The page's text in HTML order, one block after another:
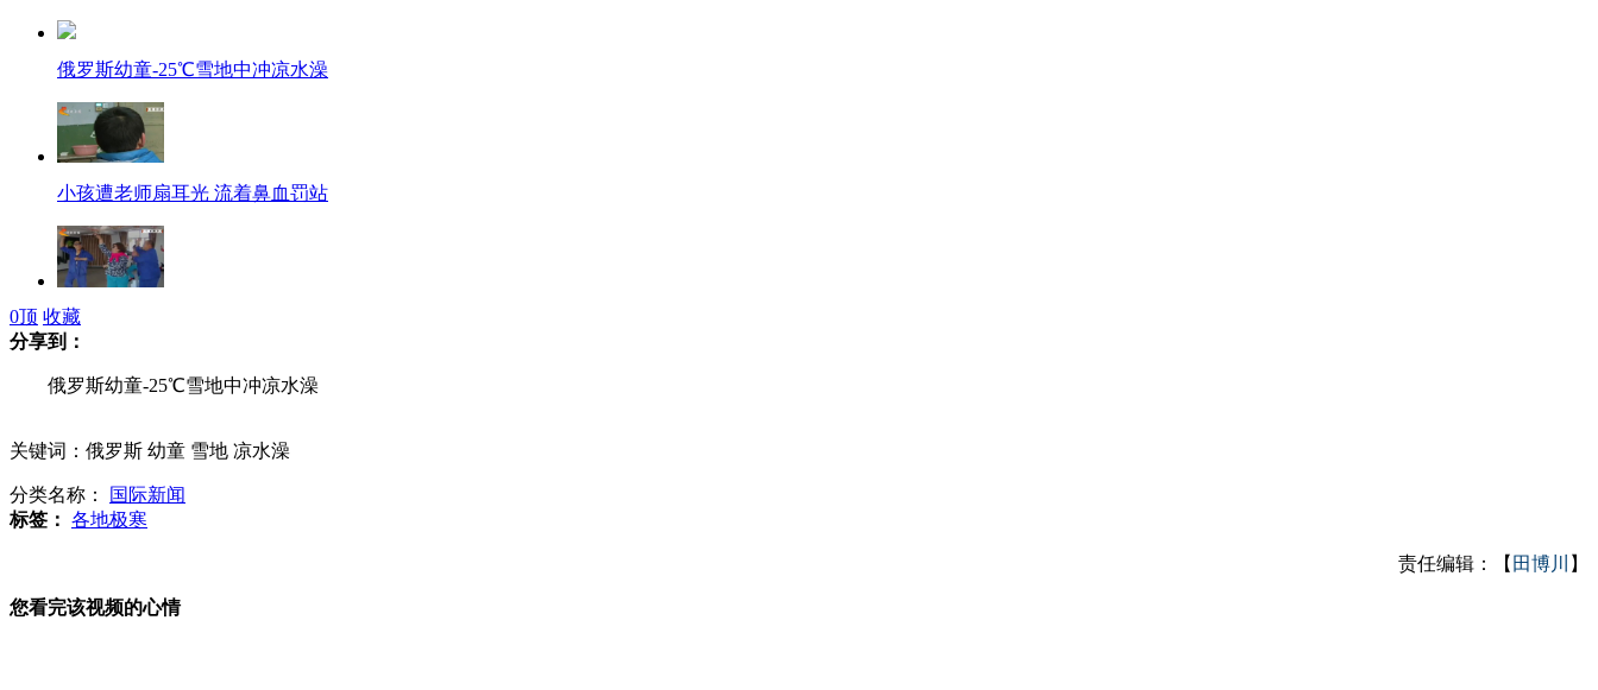
俄罗斯幼童-25℃雪地中冲凉水澡
小孩遭老师扇耳光 流着鼻血罚站
12个农民跳起自编的"农村style"
台诈骗集团用假照片骗大陆女170万
0顶 收藏
分享到：
俄罗斯幼童-25℃雪地中冲凉水澡
关键词：俄罗斯 幼童 雪地 凉水澡
分类名称：
国际新闻
标签： 各地极寒
责任编辑：【 田博川 】
您看完该视频的心情